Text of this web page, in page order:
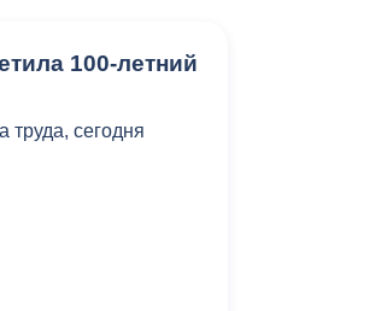
100-летний
труда, сегодня